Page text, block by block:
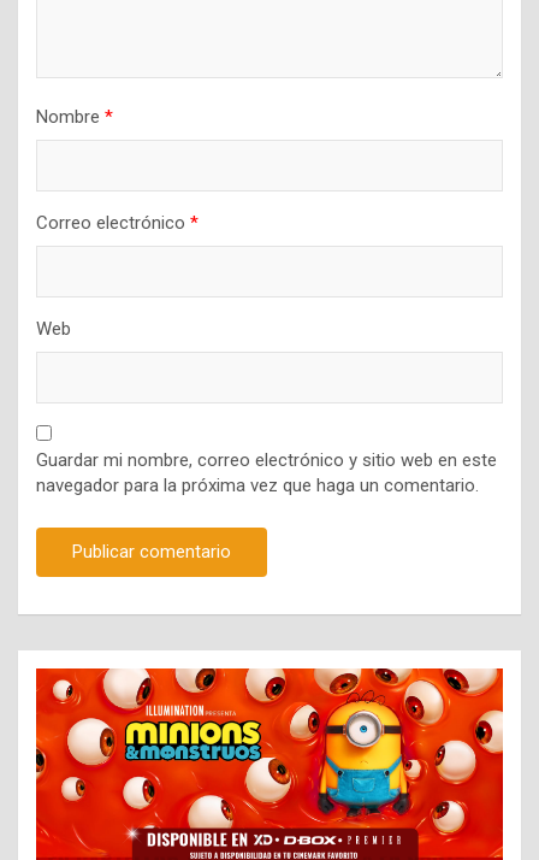
Nombre *
Correo electrónico *
Web
Guardar mi nombre, correo electrónico y sitio web en este
navegador para la próxima vez que haga un comentario.